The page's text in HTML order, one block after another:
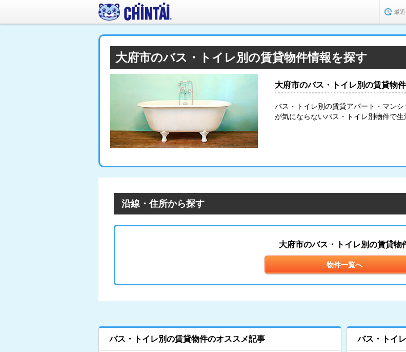
最
大府市のバス・トイレ別の賃貸物件情報を探す
大府市のバス・トイレ別の賃貸物
バス・トイレ別の賃貸アパート・マン
が気にならないバス・トイレ別物件で生
沿線・住所から探す
大府市のバス・トイレ別の賃貸物
物件一覧へ
バス・トイレ別の賃貸物件のオススメ記事 バス・トイ